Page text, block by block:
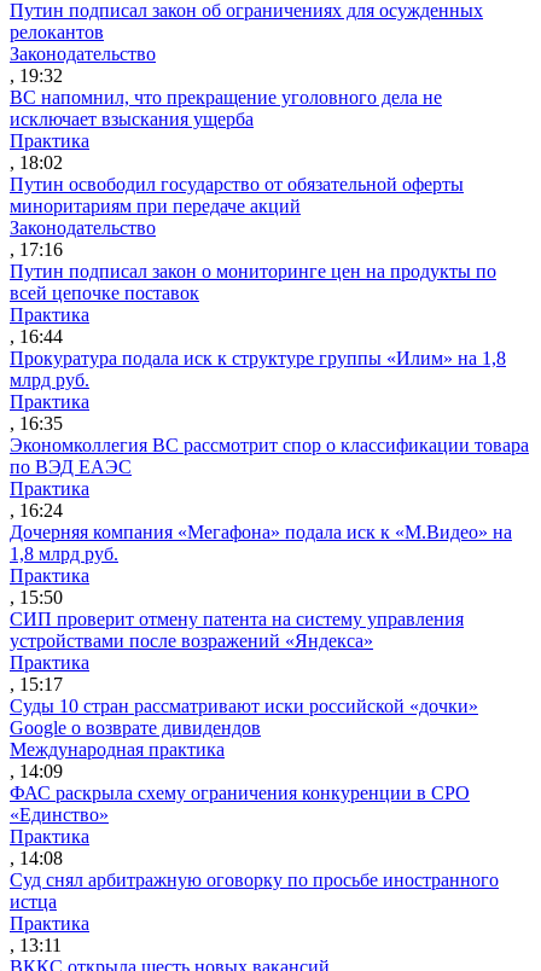
Путин подписал закон об ограничениях для осужденных
релокантов
Законодательство
, 19:32
ВС напомнил, что прекращение уголовного дела не
исключает взыскания ущерба
Практика
, 18:02
Путин освободил государство от обязательной оферты
миноритариям при передаче акций
Законодательство
, 17:16
Путин подписал закон о мониторинге цен на продукты по
всей цепочке поставок
Практика
, 16:44
Прокуратура подала иск к структуре группы «Илим» на 1,8
млрд руб.
Практика
, 16:35
Экономколлегия ВС рассмотрит спор о классификации товара
по ВЭД ЕАЭС
Практика
, 16:24
Дочерняя компания «Мегафона» подала иск к «М.Видео» на
1,8 млрд руб.
Практика
, 15:50
СИП проверит отмену патента на систему управления
устройствами после возражений «Яндекса»
Практика
, 15:17
Суды 10 стран рассматривают иски российской «дочки»
Google о возврате дивидендов
Международная практика
, 14:09
ФАС раскрыла схему ограничения конкуренции в СРО
«Единство»
Практика
, 14:08
Суд снял арбитражную оговорку по просьбе иностранного
истца
Практика
, 13:11
ВККС открыла шесть новых вакансий